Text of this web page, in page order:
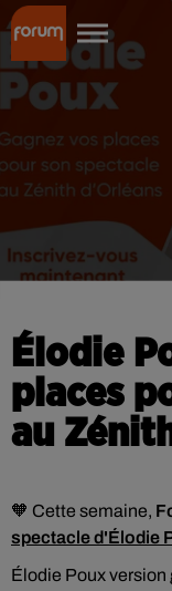
Élodie
places
au
🧡 Cette semaine,
spectacle d'Élodie
Élodie Poux version